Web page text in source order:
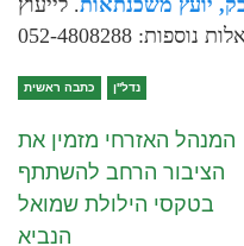
נוספות: 052-4808288
כתבה ראשית נדל''ן
המנהל האזרחי מזמין את
הציבור הרחב להשתתף
בטקסי הילולת שמואל
הנביא